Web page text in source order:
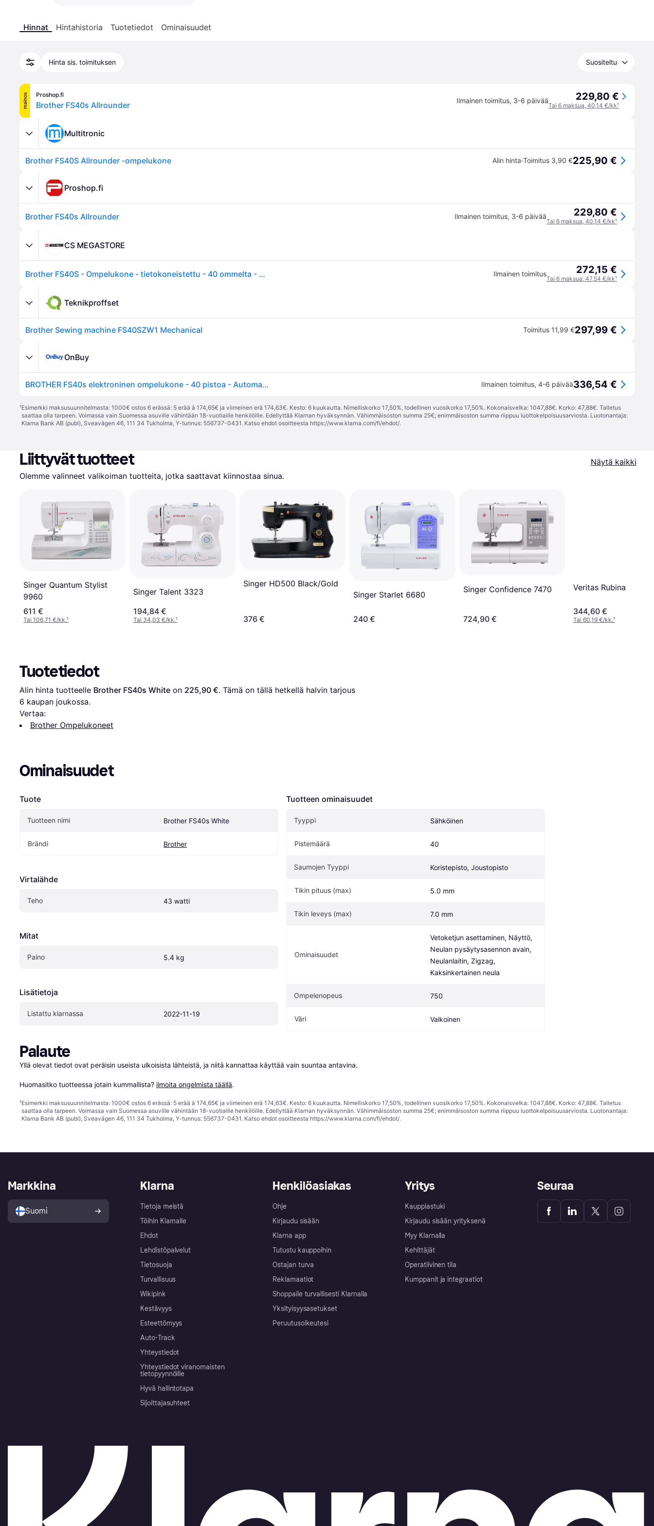
Hinnat Hintahistoria Tuotetiedot Ominaisuudet
Hinta sis. toimituksen Suositeltu
mainos Proshop.fi
Brother FS40s Allrounder Ilmainen toimitus, 3-6 päivää 229,80 €
Tai 6 maksua, 40,14 €/kk¹
Multitronic
Brother FS40S Allrounder -ompelukone Alin hinta·Toimitus 3,90 €225,90 €
Proshop.fi
Brother FS40s Allrounder Ilmainen toimitus, 3-6 päivää 229,80 €
Tai 6 maksua, 40,14 €/kk¹
CS MEGASTORE
Brother FS40S - Ompelukone - tietokoneistettu - 40 ommelta - 5 yksivaiheista napinläpeä - LCD-näyttö Ilmainen toimitus 272,15 €
Tai 6 maksua, 47,54 €/kk¹
Teknikproffset
Brother Sewing machine FS40SZW1 Mechanical Toimitus 11,99 €297,99 €
OnBuy
BROTHER FS40s elektroninen ompelukone - 40 pistoa - Automaattinen neulan langoitus - LCD-näyttö Ilmainen toimitus, 4-6 päivää336,54 €
¹Esimerkki maksusuunnitelmasta: 1000€ ostos 6 erässä: 5 erää à 174,65€ ja viimeinen erä 174,63€. Kesto: 6 kuukautta. Nimelliskorko 17,50%, todellinen vuosikorko 17,50%. Kokonaisvelka: 1047,88€. Korko: 47,88€. Talletus
saattaa olla tarpeen. Voimassa vain Suomessa asuville vähintään 18-vuotiaille henkilöille. Edellyttää Klarnan hyväksynnän. Vähimmäisoston summa 25€; enimmäisoston summa riippuu luottokelpoisuusarviosta. Luotonantaja:
Klarna Bank AB (publ), Sveavägen 46, 111 34 Tukholma, Y-tunnus: 556737-0431. Katso ehdot osoitteesta https://www.klarna.com/fi/ehdot/.
Liittyvät tuotteet
Näytä kaikki
Olemme valinneet valikoiman tuotteita, jotka saattavat kiinnostaa sinua.
Singer Quantum Stylist
9960
611 €
Tai 106,71 €/kk.¹
Singer Talent 3323
194,84 €
Tai 34,03 €/kk.¹
Singer HD500 Black/Gold
376 €
Singer Starlet 6680
240 €
Singer Confidence 7470
724,90 €
Veritas Rubina
344,60 €
Tai 60,19 €/kk.¹
Tuotetiedot
Alin hinta tuotteelle Brother FS40s White on 225,90 €
6 kaupan joukossa.
Vertaa:
Brother Ompelukoneet
Ominaisuudet
Tuote
Tuotteen nimi Brother FS40s White
Brändi Brother
Virtalähde
Teho 43 watti
Mitat
Paino 5.4 kg
Lisätietoja
Listattu klarnassa 2022-11-19
Tuotteen ominaisuudet
Tyyppi Sähköinen
Pistemäärä 40
Saumojen Tyyppi Koristepisto, Joustopisto
Tikin pituus (max) 5.0 mm
Tikin leveys (max) 7.0 mm
Ominaisuudet
Vetoketjun asettaminen, Näyttö,
Neulan pysäytysasennon avain,
Neulanlaitin, Zigzag,
Kaksinkertainen neula
Ompelenopeus 750
Väri Valkoinen
Palaute
Yllä olevat tiedot ovat peräisin useista ulkoisista lähteistä, ja niitä kannattaa käyttää vain suuntaa antavina.
Huomasitko tuotteessa jotain kummallista? ilmoita ongelmista täällä.
¹Esimerkki maksusuunnitelmasta: 1000€ ostos 6 erässä: 5 erää à 174,65€ ja viimeinen erä 174,63€. Kesto: 6 kuukautta. Nimelliskorko 17,50%, todellinen vuosikorko 17,50%. Kokonaisvelka: 1047,88€. Korko: 47,88€. Talletus
saattaa olla tarpeen. Voimassa vain Suomessa asuville vähintään 18-vuotiaille henkilöille. Edellyttää Klarnan hyväksynnän. Vähimmäisoston summa 25€; enimmäisoston summa riippuu luottokelpoisuusarviosta. Luotonantaja:
Klarna Bank AB (publ), Sveavägen 46, 111 34 Tukholma, Y-tunnus: 556737-0431. Katso ehdot osoitteesta https://www.klarna.com/fi/ehdot/.
Klarna
Tietoja meistä
Töihin Klarnalle
Ehdot
Lehdistöpalvelut
Tietosuoja
Turvallisuus
Wikipink
Kestävyys
Esteettömyys
Auto-Track
Yhteystiedot
Yhteystiedot viranomaisten
tietopyynnöille
Hyvä hallintotapa
Sijoittajasuhteet
Henkilöasiakas
Ohje
Kirjaudu sisään
Klarna app
Tutustu kauppoihin
Ostajan turva
Reklamaatiot
Shoppaile turvallisesti Klarnalla
Yksityisyysasetukset
Peruutusoikeutesi
Yritys
Kauppiastuki
Kirjaudu sisään yrityksenä
Myy Klarnalla
Kehittäjät
Operatiivinen tila
Kumppanit ja integraatiot
Markkina
Suomi
Seuraa